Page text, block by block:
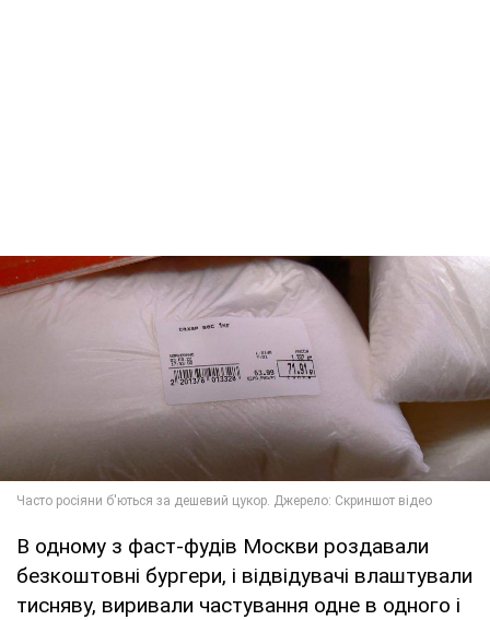
В одному з фаст-фудів Москви роздавали
безкоштовні бургери, і відвідувачі влаштували
тисняву, виривали частування одне в одного і